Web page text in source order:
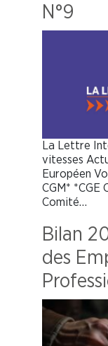
N°9
La Lettre
vitesses
Européen
CGM* *CGE
Comité…
Bilan
des